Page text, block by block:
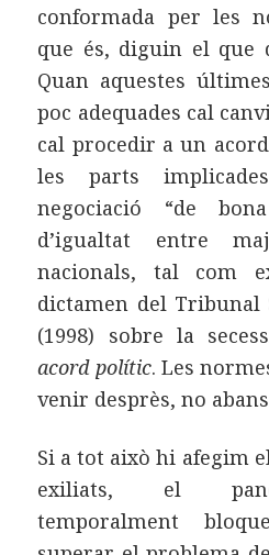
conformada per les
que és, diguin el que
Quan aquestes
poc adequades cal
cal procedir a un
les parts
negociació “de
d’igualtat entre
nacionals, tal com
dictamen del Tribunal
(1998) sobre la
acord polític. Les
venir desprès, no
Si a tot això hi afegim
exiliats, el
temporalment